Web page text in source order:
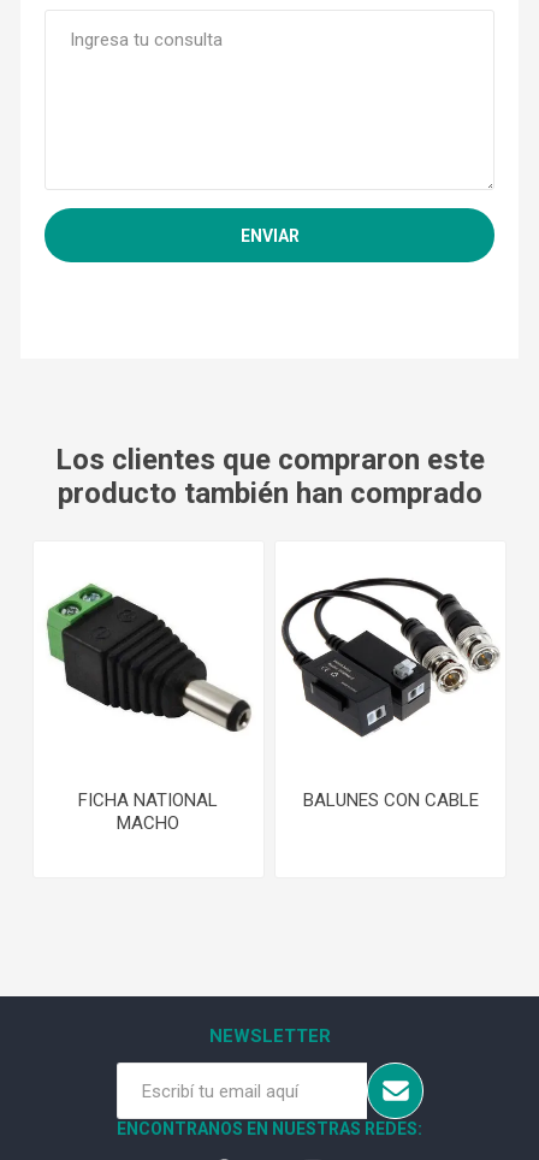
Los clientes que compraron este
producto también han comprado
FICHA NATIONAL
MACHO
BALUNES CON CABLE
NEWSLETTER
ENCONTRANOS EN NUESTRAS REDES: